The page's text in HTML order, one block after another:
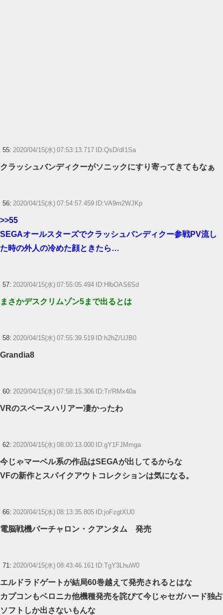
55: 2020/04/15(水) 07:53:13.717 ID:QsD/dI1Sa
クラッシュバンディクーがソニックにすり寄ってきてもなぁ
56: 2020/04/15(水) 07:54:57.459 ID:VA9m2WJKp
>>55
SEGAオールスターズでクラッシュバンディクー参戦PV流し
た時の外人の冷めた顔ときたら…
57: 2020/04/15(水) 07:55:05.494 ID:HlbOAS6Sd
まさかデスクリムゾン5まで出るとは
58: 2020/04/15(水) 07:55:39.519 ID:h2hZ/UJB0
Grandia8
60: 2020/04/15(水) 07:58:15.306 ID:Tr/RMx40a
VRのスペースハリアー凄かったわ
62: 2020/04/15(水) 08:00:13.000 ID:gY1FJMmga
今じゃマーベル系の作品はSEGAが出してるからな
VFの新作とスパイクアウトコレクションは気になる。
66: 2020/04/15(水) 08:13:35.805 ID:joFzgtXU0
電脳戦機バーチャロン・クアンタム 発売
71: 2020/04/15(水) 08:43:46.161 ID:TgY3LhuW0
エルドラドゲートが結局60巻越えて発売されるとはな
カプコンもベロニカ他機種発売を詫びて今じゃセガハード独占
ソフトしか出さないもんな